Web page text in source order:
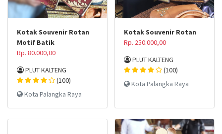
Kotak Souvenir Rotan
Motif Batik
Rp. 80.000,00
PLUT KALTENG
(100)
Kota Palangka Raya
Kotak Souvenir Rotan
Rp. 250.000,00
PLUT KALTENG
(100)
Kota Palangka Raya